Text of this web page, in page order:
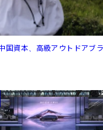
国資本、高級アウトドアブ